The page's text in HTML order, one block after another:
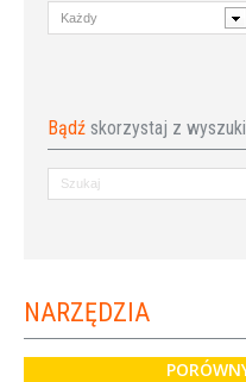
Bądź skorzystaj z
NARZĘDZIA